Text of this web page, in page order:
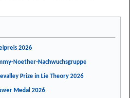
2026
Noether-Nachwuchsgruppe
Prize in Lie Theory 2026
Medal 2026